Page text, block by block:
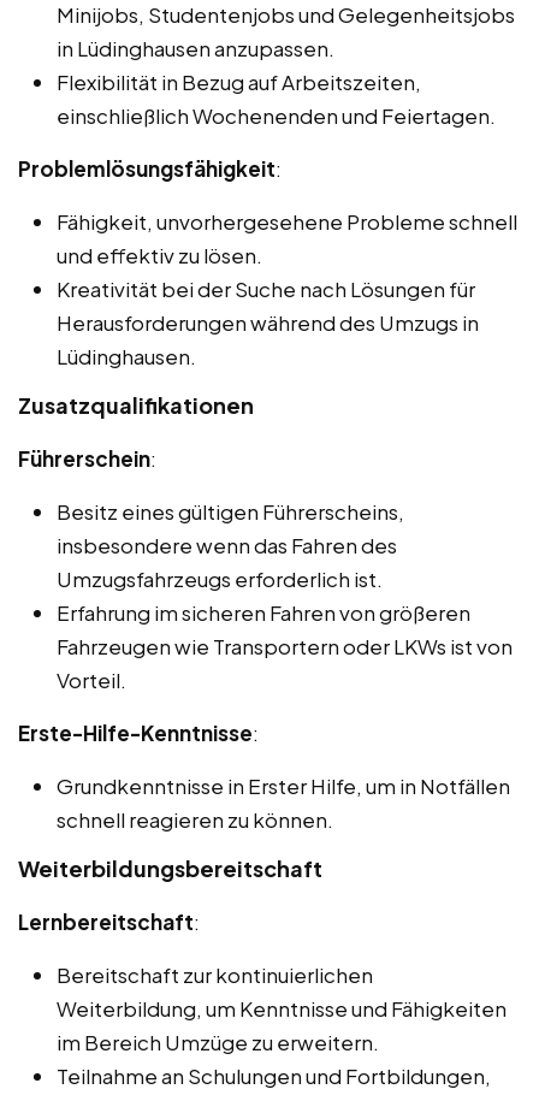
Minijobs, Studentenjobs und Gelegenheitsjobs
in Lüdinghausen anzupassen.
Flexibilität in Bezug auf Arbeitszeiten,
einschließlich Wochenenden und Feiertagen.
Problemlösungsfähigkeit:
Fähigkeit, unvorhergesehene Probleme schnell
und effektiv zu lösen.
Kreativität bei der Suche nach Lösungen für
Herausforderungen während des Umzugs in
Lüdinghausen.
Zusatzqualifikationen
Führerschein:
Besitz eines gültigen Führerscheins,
insbesondere wenn das Fahren des
Umzugsfahrzeugs erforderlich ist.
Erfahrung im sicheren Fahren von größeren
Fahrzeugen wie Transportern oder LKWs ist von
Vorteil.
Erste-Hilfe-Kenntnisse:
Grundkenntnisse in Erster Hilfe, um in Notfällen
schnell reagieren zu können.
Weiterbildungsbereitschaft
Lernbereitschaft:
Bereitschaft zur kontinuierlichen
Weiterbildung, um Kenntnisse und Fähigkeiten
im Bereich Umzüge zu erweitern.
Teilnahme an Schulungen und Fortbildungen,